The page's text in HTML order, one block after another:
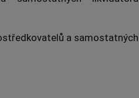
a samostatných